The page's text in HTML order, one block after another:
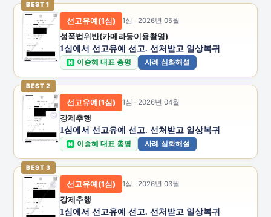
BEST 1
선고유예(1심) 1심 · 2026년 05월
성폭법위반(카메라등이용촬영)
1심에서 선고유예 선고. 선처받고 일상복귀
N 이승혜 대표 총평 사례 심화해설
BEST 2
선고유예(1심) 1심 · 2026년 04월
강제추행
1심에서 선고유예 선고. 선처받고 일상복귀
N 이승혜 대표 총평 사례 심화해설
BEST 3
선고유예(1심) 1심 · 2026년 03월
강제추행
1심에서 선고유예 선고. 선처받고 일상복귀